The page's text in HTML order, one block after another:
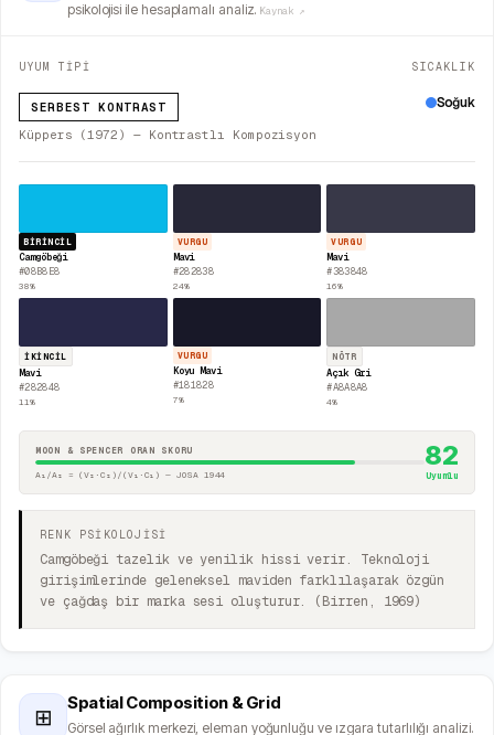
psikolojisi ile hesaplamalı analiz. Kaynak ↗
UYUM TİPİ
SERBEST KONTRAST
Küppers (1972) — Kontrastlı Kompozisyon
SICAKLIK
Soğuk
BIRINCIL
Camgöbeği
#08B8E8
38%
VURGU
Mavi
#282838
24%
VURGU
Mavi
#383848
16%
İKINCIL
Mavi
#282848
11%
VURGU
Koyu Mavi
#181828
7%
NÖTR
Açık Gri
#A8A8A8
4%
MOON & SPENCER ORAN SKORU
A₁/A₂ = (V₂·C₂)/(V₁·C₁) — JOSA 1944
82
Uyumlu
RENK PSİKOLOJİSİ
Camgöbeği tazelik ve yenilik hissi verir. Teknoloji
girişimlerinde geleneksel maviden farklılaşarak özgün
ve çağdaş bir marka sesi oluşturur. (Birren, 1969)
⊞
Spatial Composition & Grid
Görsel ağırlık merkezi, eleman yoğunluğu ve ızgara tutarlılığı analizi.